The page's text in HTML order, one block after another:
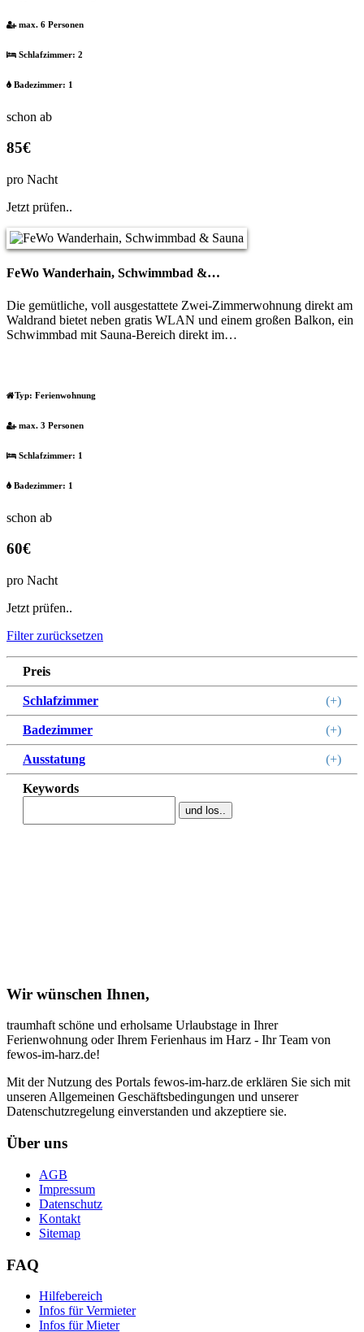
max. 6 Personen
Schlafzimmer: 2
Badezimmer: 1
schon ab
85€
pro Nacht
Jetzt prüfen..
FeWo Wanderhain, Schwimmbad &…
Die gemütliche, voll ausgestattete Zwei-Zimmerwohnung direkt am
Waldrand bietet neben gratis WLAN und einem großen Balkon, ein
Schwimmbad mit Sauna-Bereich direkt im…
Typ: Ferienwohnung
max. 3 Personen
Schlafzimmer: 1
Badezimmer: 1
schon ab
60€
pro Nacht
Jetzt prüfen..
Filter zurücksetzen
Preis
Schlafzimmer (+)
Badezimmer (+)
Ausstatung (+)
Keywords
und los..
Wir wünschen Ihnen,
traumhaft schöne und erholsame Urlaubstage in Ihrer
Ferienwohnung oder Ihrem Ferienhaus im Harz - Ihr Team von
fewos-im-harz.de!
Mit der Nutzung des Portals fewos-im-harz.de erklären Sie sich mit
unseren Allgemeinen Geschäftsbedingungen und unserer
Datenschutzregelung einverstanden und akzeptiere sie.
Über uns
AGB
Impressum
Datenschutz
Kontakt
Sitemap
FAQ
Hilfebereich
Infos für Vermieter
Infos für Mieter